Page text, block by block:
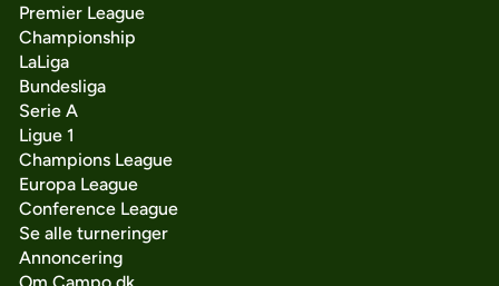
Premier League
Championship
LaLiga
Bundesliga
Serie A
Ligue 1
Champions League
Europa League
Conference League
Se alle turneringer
Annoncering